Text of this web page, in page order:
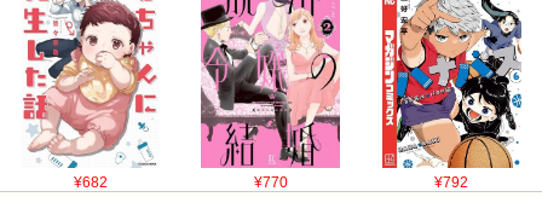
¥682 ¥770 ¥792